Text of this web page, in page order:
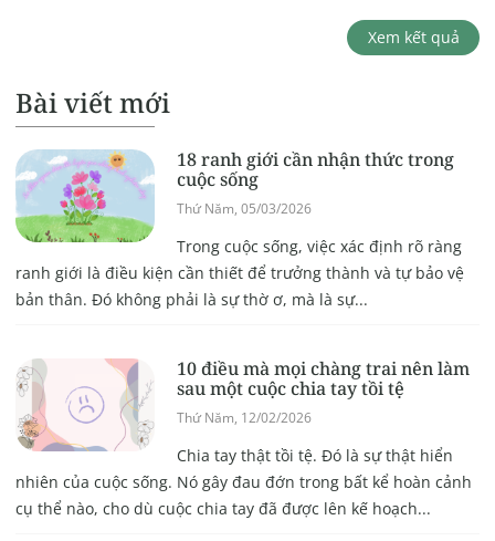
Xem kết quả
Bài viết mới
18 ranh giới cần nhận thức trong
cuộc sống
Thứ Năm, 05/03/2026
Trong cuộc sống, việc xác định rõ ràng
ranh giới là điều kiện cần thiết để trưởng thành và tự bảo vệ
bản thân. Đó không phải là sự thờ ơ, mà là sự...
10 điều mà mọi chàng trai nên làm
sau một cuộc chia tay tồi tệ
Thứ Năm, 12/02/2026
Chia tay thật tồi tệ. Đó là sự thật hiển
nhiên của cuộc sống. Nó gây đau đớn trong bất kể hoàn cảnh
cụ thể nào, cho dù cuộc chia tay đã được lên kế hoạch...